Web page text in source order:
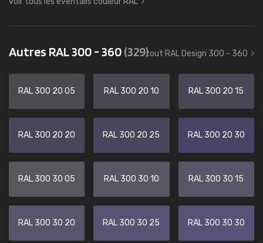
Autres RAL 300 - 360(329)tout RAL Design 300 - 360
RAL 300 20 05 RAL 300 20 10 RAL 300 20 15
RAL 300 20 20 RAL 300 20 25 RAL 300 20 30
RAL 300 30 05 RAL 300 30 10 RAL 300 30 15
RAL 300 30 20 RAL 300 30 25 RAL 300 30 30